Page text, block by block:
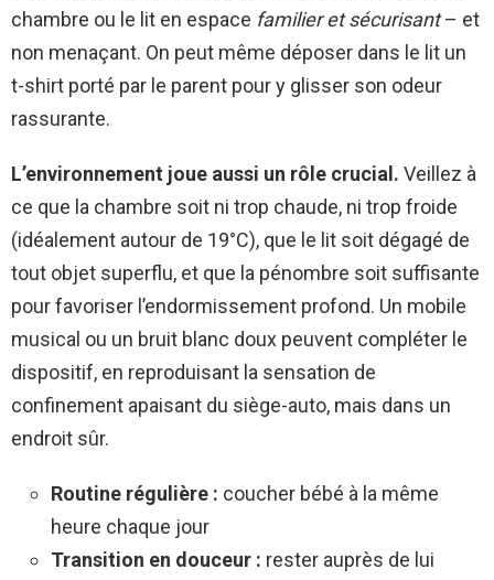
chambre ou le lit en espace familier et sécurisant– et
non menaçant. On peut même déposer dans le lit un
t-shirt porté par le parent pour y glisser son odeur
rassurante.
L’environnement joue aussi un rôle crucial. Veillez à
ce que la chambre soit ni trop chaude, ni trop froide
(idéalement autour de 19°C), que le lit soit dégagé de
tout objet superflu, et que la pénombre soit suffisante
pour favoriser l’endormissement profond. Un mobile
musical ou un bruit blanc doux peuvent compléter le
dispositif, en reproduisant la sensation de
confinement apaisant du siège-auto, mais dans un
endroit sûr.
Routine régulière : coucher bébé à la même
heure chaque jour
Transition en douceur : rester auprès de lui